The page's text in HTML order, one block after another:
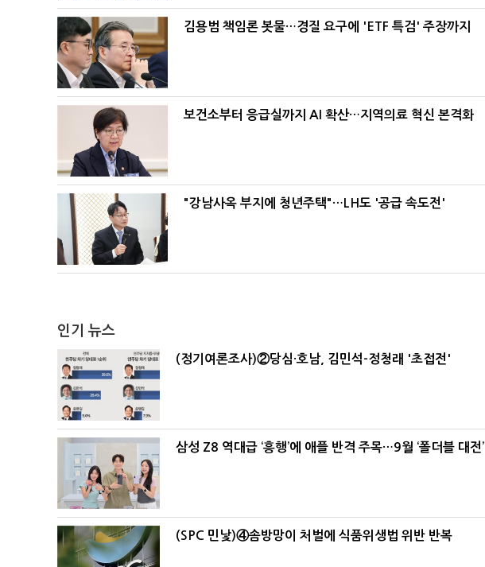
김용범 책임론 봇물…경질 요구에 'ETF 특검' 주장까지
보건소부터 응급실까지 AI 확산…지역의료 혁신 본격화
"강남사옥 부지에 청년주택"…LH도 '공급 속도전'
인기 뉴스
(정기여론조사)②당심·호남, 김민석-정청래 '초접전'
삼성 Z8 역대급 ‘흥행’에 애플 반격 주목…9월 ‘폴더블 대전’
(SPC 민낯)④솜방망이 처벌에 식품위생법 위반 반복